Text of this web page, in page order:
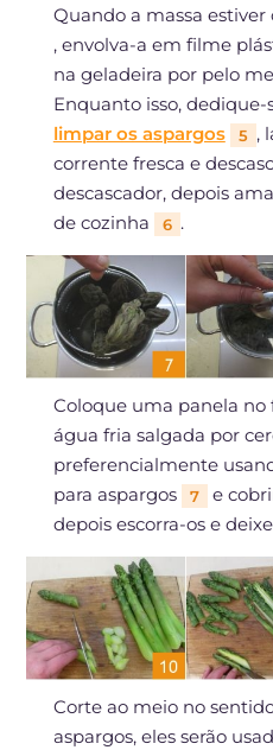
Quando a massa
, envolva-a em filme
na geladeira por pelo
Enquanto isso, dedique-
limpar os aspargos
5 ,
corrente fresca e
descascador, depois
de cozinha
6 .
Coloque uma panela no
água fria salgada por
preferencialmente
para aspargos
7
e
depois escorra-os e
Corte ao meio no
aspargos, eles serão